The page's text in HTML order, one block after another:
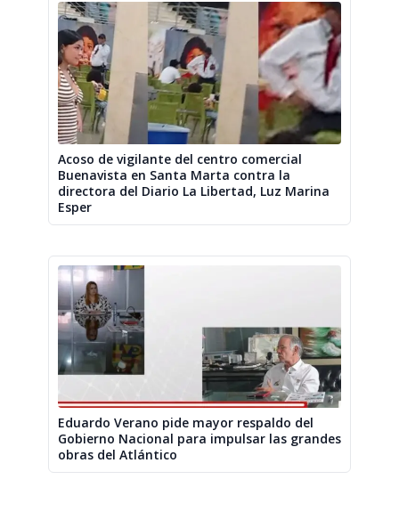
Acoso de vigilante del centro comercial
Buenavista en Santa Marta contra la
directora del Diario La Libertad, Luz Marina
Esper
Eduardo Verano pide mayor respaldo del
Gobierno Nacional para impulsar las grandes
obras del Atlántico